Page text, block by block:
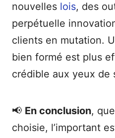
nouvelles lois, des
perpétuelle
clients en mutation.
bien formé est plus
crédible aux yeux de
📢 En conclusion,
choisie, l’important